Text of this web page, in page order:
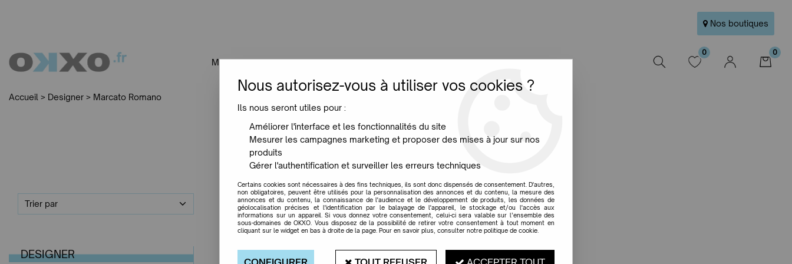
Nos boutiques
MOBILIER LUMINAIRES JARDIN MAISON PROMO NEW
0 0
Accueil > Designer > Marcato Romano
Marcato Romano
Trier par
DESIGNER
Nous autorisez-vous à utiliser vos cookies ?
Ils nous seront utiles pour :
Améliorer l'interface et les fonctionnalités du site
Mesurer les campagnes marketing et proposer des mises à jour sur nos
produits
Gérer l'authentification et surveiller les erreurs techniques
Certains cookies sont nécessaires à des fins techniques, ils sont donc dispensés de consentement. D'autres,
non obligatoires, peuvent être utilisés pour la personnalisation des annonces et du contenu, la mesure des
annonces et du contenu, la connaissance de l'audience et le développement de produits, les données de
géolocalisation précises et l'identification par le balayage de l'appareil, le stockage et/ou l'accès aux
informations sur un appareil. Si vous donnez votre consentement, celui-ci sera valable sur l’ensemble des
sous-domaines de OKXO. Vous disposez de la possibilité de retirer votre consentement à tout moment en
cliquant sur le widget en bas à droite de la page. Pour en savoir plus, consulter notre politique de cookie.